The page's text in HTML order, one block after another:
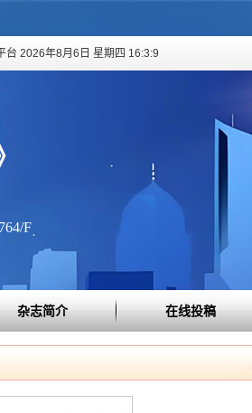
台 2026年8月6日 星期四 16:3:9
F
杂志简介 在线投稿